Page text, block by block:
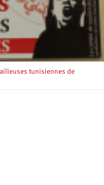
tunisiennes de